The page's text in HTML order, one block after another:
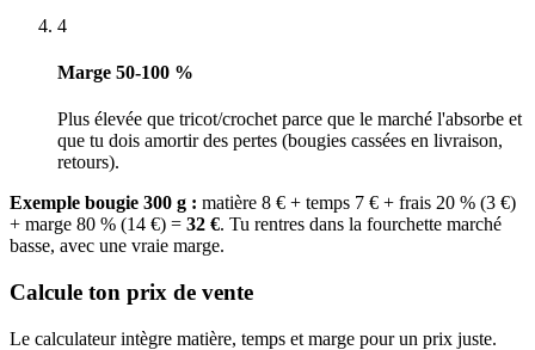
4
Marge 50-100 %
Plus élevée que tricot/crochet parce que le marché l'absorbe et
que tu dois amortir des pertes (bougies cassées en livraison,
retours).
Exemple bougie 300 g : matière 8 € + temps 7 € + frais 20 % (3 €)
+ marge 80 % (14 €) = 32 €. Tu rentres dans la fourchette marché
basse, avec une vraie marge.
Calcule ton prix de vente
Le calculateur intègre matière, temps et marge pour un prix juste.